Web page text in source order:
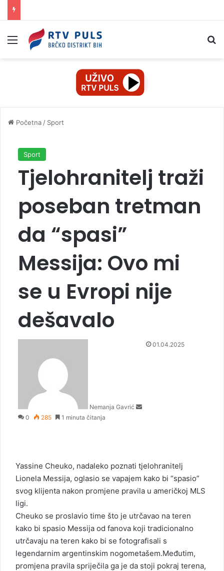
Izbornik
Početna / Sport
Sport
Tjelohranitelj traži
poseban tretman
da “spasi”
Messija: Ovo mi
se u Evropi nije
dešavalo
Nemanja Gavrić
01.04.2025
0 285 1 minuta čitanja
Yassine Cheuko, nadaleko poznati tjelohranitelj
Lionela Messija, oglasio se vapajem kako bi “spasio”
svog klijenta nakon promjene pravila u američkoj MLS
ligi.
Cheuko se proslavio time što je utrčavao na teren
kako bi spasio Messija od fanova koji tradicionalno
utrčavaju na teren kako bi se fotografisali s
legendarnim argentinskim nogometašem.Međutim,
promjena pravila spriječila ga je da stoji pokraj terena,